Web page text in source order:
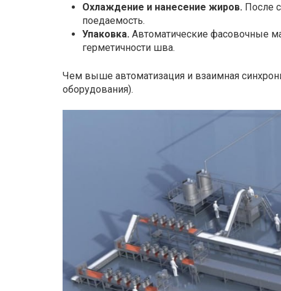
Охлаждение и нанесение жиров. После
поедаемость.
Упаковка. Автоматические фасовочные
герметичности шва.
Чем выше автоматизация и взаимная
оборудования).